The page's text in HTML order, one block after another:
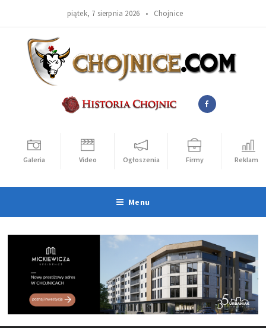
piątek, 7 sierpnia 2026 • Chojnice
Galeria Video Ogłoszenia Firmy Reklama
Menu